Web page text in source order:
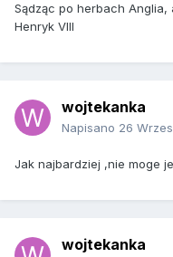
Sądząc po herbach
Henryk VIII
wojtekanka
Napisano 26
Jak najbardziej ,nie moge
wojtekanka